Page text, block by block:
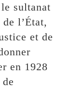
sultanat
l’État,
et de
en 1928